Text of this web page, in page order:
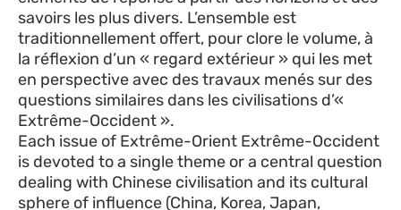
savoirs les plus divers. L’ensemble est
traditionnellement offert, pour clore le volume, à
la réflexion d’un « regard extérieur » qui les met
en perspective avec des travaux menés sur des
questions similaires dans les civilisations d’«
Extrême-Occident ».
Each issue of Extrême-Orient Extrême-Occident
is devoted to a single theme or a central question
dealing with Chinese civilisation and its cultural
sphere of influence (China, Korea, Japan,